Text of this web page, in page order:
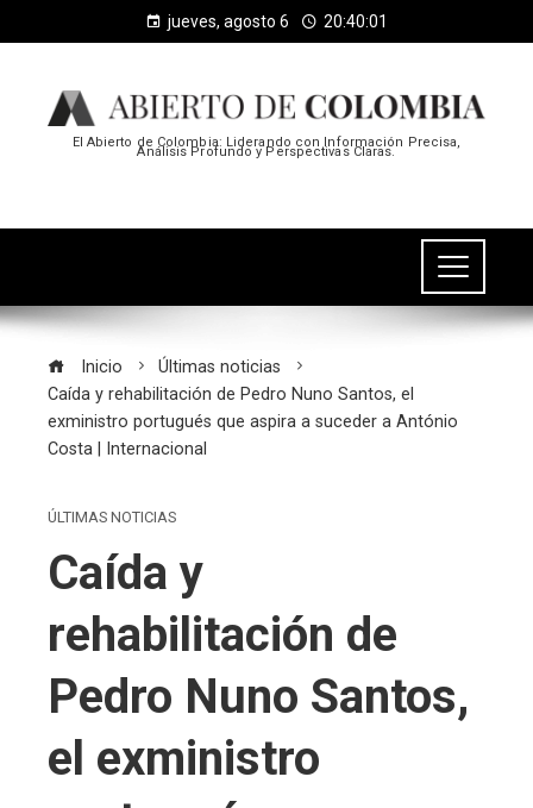
jueves, agosto 6 20:40:02
El Abierto de Colombia: Liderando con Información Precisa,
Análisis Profundo y Perspectivas Claras.
Inicio
Últimas noticias
Caída y rehabilitación de Pedro Nuno Santos, el
exministro portugués que aspira a suceder a António
Costa | Internacional
ÚLTIMAS NOTICIAS
Caída y
rehabilitación de
Pedro Nuno Santos,
el exministro